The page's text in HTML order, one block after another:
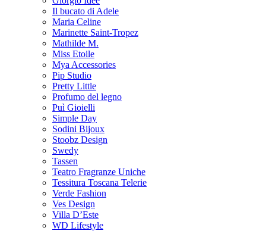
Il bucato di Adele
Maria Celine
Marinette Saint-Tropez
Mathilde M.
Miss Etoile
Mya Accessories
Pip Studio
Pretty Little
Profumo del legno
Puì Gioielli
Simple Day
Sodini Bijoux
Stoobz Design
Swedy
Tassen
Teatro Fragranze Uniche
Tessitura Toscana Telerie
Verde Fashion
Ves Design
Villa D’Este
WD Lifestyle